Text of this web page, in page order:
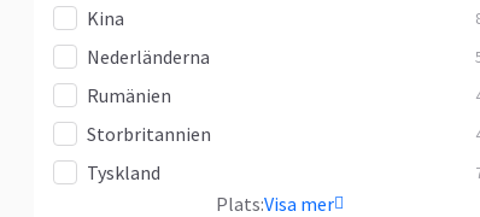
Kina
Nederländerna
Rumänien
Storbritannien
Tyskland
Plats:Visa mer